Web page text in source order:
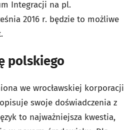
Integracji na pl.
2016 r. będzie to możliwe
polskiego
we wrocławskiej korporacji
swoje doświadczenia z
to najważniejsza kwestia,